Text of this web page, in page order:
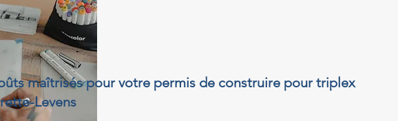
maîtrisés pour votre permis de construire pour triplex
Levens